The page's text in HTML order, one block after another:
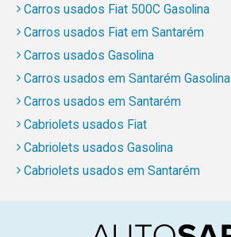
Carros usados Fiat 500C Gasolina
Carros usados Fiat em Santarém
Carros usados Gasolina
Carros usados em Santarém Gasolina
Carros usados em Santarém
Cabriolets usados Fiat
Cabriolets usados Gasolina
Cabriolets usados em Santarém